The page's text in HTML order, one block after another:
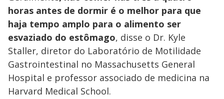
i
d
e
horas antes de dormir é o melhor para que
haja tempo amplo para o alimento ser
esvaziado do estômago, disse o Dr. Kyle
Staller, diretor do Laboratório de Motilidade
Gastrointestinal no Massachusetts General
Hospital e professor associado de medicina na
Harvard Medical School.